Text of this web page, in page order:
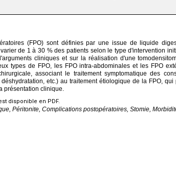
(FPO) sont définies par une issue de liquide
de 1 à 30 % des patients selon le type d'intervention
cliniques et sur la réalisation d'une
types de FPO, les FPO intra-abdominales et les FPO
associant le traitement symptomatique des
etc.) au traitement étiologique de la FPO, qui
présentation clinique.
disponible en PDF.
Péritonite, Complications postopératoires, Stomie,